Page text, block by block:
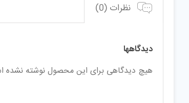
نظرات (0)
دیدگاهها
هیچ دیدگاهی برای این محصول نوشته نشده